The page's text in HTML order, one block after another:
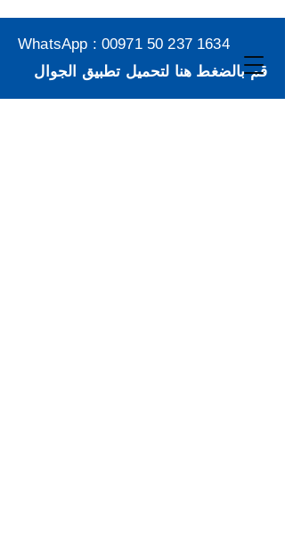
WhatsApp : 00971 50 237 1634
قم بالضغط هنا لتحميل تطبيق الجوال